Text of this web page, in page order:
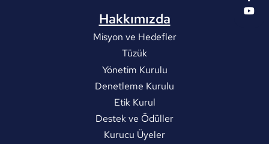
Hakkımızda
Misyon ve Hedefler
Tüzük
Yönetim Kurulu
Denetleme Kurulu
Etik Kurul
Destek ve Ödüller
Kurucu Üyeler